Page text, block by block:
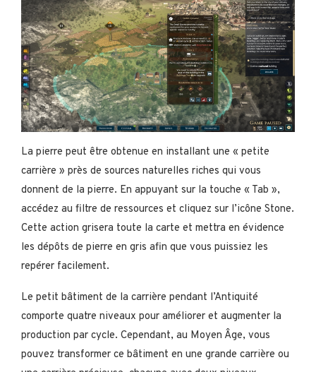
La pierre peut être obtenue en installant une « petite
carrière » près de sources naturelles riches qui vous
donnent de la pierre. En appuyant sur la touche « Tab »,
accédez au filtre de ressources et cliquez sur l’icône Stone.
Cette action grisera toute la carte et mettra en évidence
les dépôts de pierre en gris afin que vous puissiez les
repérer facilement.
Le petit bâtiment de la carrière pendant l’Antiquité
comporte quatre niveaux pour améliorer et augmenter la
production par cycle. Cependant, au Moyen Âge, vous
pouvez transformer ce bâtiment en une grande carrière ou